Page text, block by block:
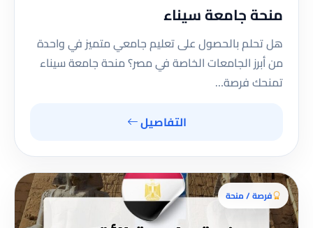
منحة جامعة سيناء
هل تحلم بالحصول على تعليم جامعي متميز في واحدة
من أبرز الجامعات الخاصة في مصر؟ منحة جامعة سيناء
تمنحك فرصة…
التفاصيل
فرصة / منحة